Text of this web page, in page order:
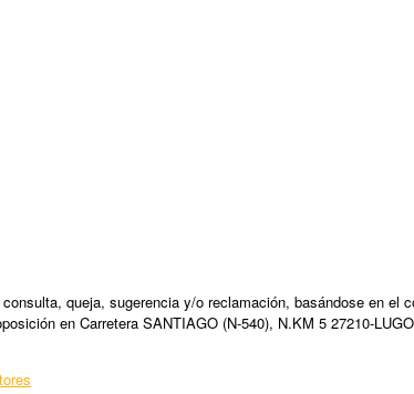
queja, sugerencia y/o reclamación, basándose en el
en Carretera SANTIAGO (N-540), N.KM 5 27210-